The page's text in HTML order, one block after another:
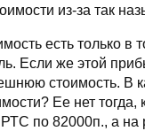
из-за так
есть только в
Если же этой
стоимость. В
Ее нет
по 82000п., а